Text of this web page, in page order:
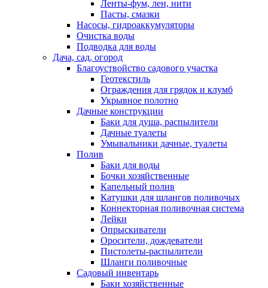
Ленты-фум, лен, нити
Пасты, смазки
Насосы, гидроаккумуляторы
Очистка воды
Подводка для воды
Дача, сад, огород
Благоуствойство садового участка
Геотекстиль
Ограждения для грядок и клумб
Укрывное полотно
Дачные конструкции
Баки для душа, распылители
Дачные туалеты
Умывальники дачные, туалеты
Полив
Баки для воды
Бочки хозяйственные
Капельный полив
Катушки для шлангов поливочых
Коннекторная поливочная система
Лейки
Опрыскиватели
Оросители, дождеватели
Пистолеты-распылители
Шланги поливочные
Садовый инвентарь
Баки хозяйственные